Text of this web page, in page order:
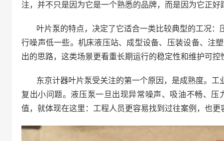
注，并不只是因为它是一个熟悉的品牌，而是因为它正好
叶片泵的特点，决定了它适合一类比较典型的工况
行噪声低一些。机床液压站、成型设备、压装设备、注
出的思路，这类场景更看重长期运行的稳定性和维护可控
东京计器叶片泵受关注的第一个原因，是成熟度。
复出小问题。液压泵一旦出现异常噪声、吸油不畅、
值，就体现在这里：工程人员更容易找到过往案例，也更